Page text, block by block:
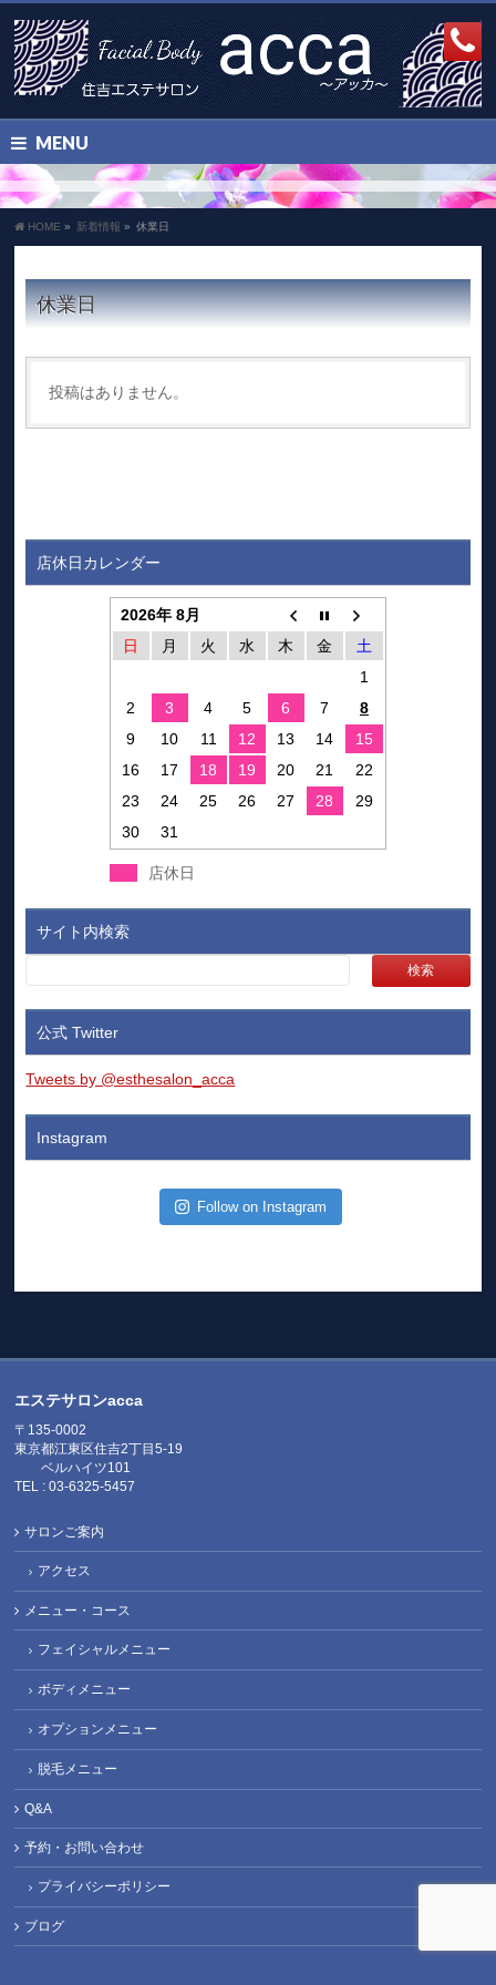
MENU
HOME » 新着情報 » 休業日
休業日
投稿はありません。
店休日カレンダー
2026年 8月
日
月 火 水 木 金
土
1
2
3 4 5 6 7
8
9
10 11 12 13 14
15
16
17 18 19 20 21
22
23
24 25 26 27 28
29
30
31
店休日
サイト内検索
公式 Twitter
Tweets by @esthesalon_acca
Instagram
Follow on Instagram
エステサロンacca
〒135-0002
東京都江東区住吉2丁目5-19
ベルハイツ101
TEL : 03-6325-5457
サロンご案内
アクセス
メニュー・コース
フェイシャルメニュー
ボディメニュー
オプションメニュー
脱毛メニュー
Q&A
予約・お問い合わせ
プライバシーポリシー
ブログ